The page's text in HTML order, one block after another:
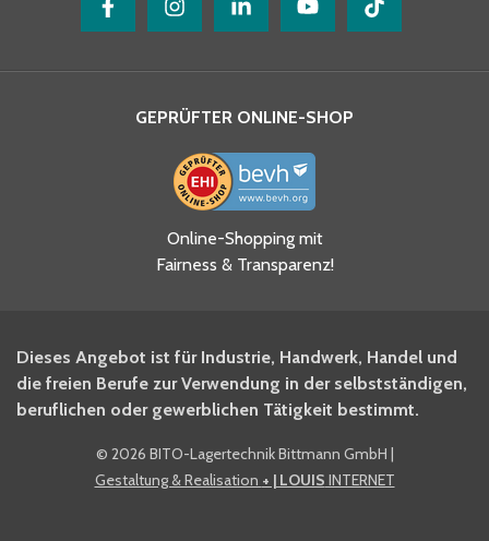
Ja, ich habe die
Datenschutzhinweise gelesen
und akzeptiere diese.
BITO Newsletter Fachwissen
Intralogistiker anmelden.
Ja, ich möchte mich für den
BITO Shop-Newsletter
GEPRÜFTER ONLINE-SHOP
Online-Shopping mit
Fairness & Transparenz!
Dieses Angebot ist für Industrie, Handwerk, Handel und
die freien Berufe zur Verwendung in der selbstständigen,
beruflichen oder gewerblichen Tätigkeit bestimmt.
© 2026 BITO-Lagertechnik Bittmann GmbH |
Gestaltung & Realisation + | LOUIS INTERNET